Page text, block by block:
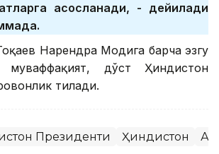
асосланади, - дейилади
Нарендра Модига барча эзгу
муваффақият, дўст Ҳиндистон
тилади.
Президенти Ҳиндистон